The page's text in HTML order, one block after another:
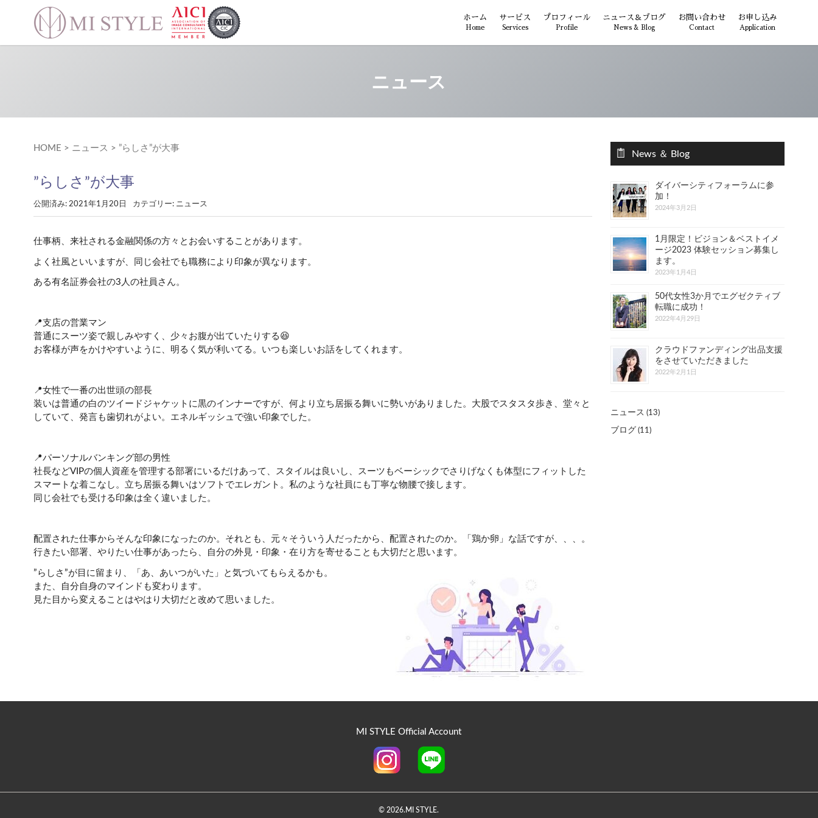
ホーム
Home
サービス
Services
プロフィール
Profile
ニュース＆ブログ
News & Blog
お問い合わせ
Contact
お申し込み
Application
ニュース
HOME > ニュース > ”らしさ”が大事
”らしさ”が大事
公開済み: 2021年1月20日 カテゴリー: ニュース
仕事柄、来社される金融関係の方々とお会いすることがあります。
よく社風といいますが、同じ会社でも職務により印象が異なります。
ある有名証券会社の3人の社員さん。
📍支店の営業マン
普通にスーツ姿で親しみやすく、少々お腹が出ていたりする😆
お客様が声をかけやすいように、明るく気が利いてる。いつも楽しいお話をしてくれます。
📍女性で一番の出世頭の部長
装いは普通の白のツイードジャケットに黒のインナーですが、何より立ち居振る舞いに勢いがありました。大股でスタスタ歩き、堂々と
していて、発言も歯切れがよい。エネルギッシュで強い印象でした。
📍パーソナルバンキング部の男性
社長などVIPの個人資産を管理する部署にいるだけあって、スタイルは良いし、スーツもベーシックでさりげなくも体型にフィットした
スマートな着こなし。立ち居振る舞いはソフトでエレガント。私のような社員にも丁寧な物腰で接します。
同じ会社でも受ける印象は全く違いました。
配置された仕事からそんな印象になったのか。それとも、元々そういう人だったから、配置されたのか。「鶏か卵」な話ですが、、、。
行きたい部署、やりたい仕事があったら、自分の外見・印象・在り方を寄せることも大切だと思います。
”らしさ”が目に留まり、「あ、あいつがいた」と気づいてもらえるかも。
また、自分自身のマインドも変わります。
見た目から変えることはやはり大切だと改めて思いました。
News ＆ Blog
ダイバーシティフォーラムに参
加！
2024年3月2日
1月限定！ビジョン＆ベストイメ
ージ2023 体験セッション募集し
ます。
2023年1月4日
50代女性3か月でエグゼクティブ
転職に成功！
2022年4月29日
クラウドファンディング出品支援
をさせていただきました
2022年2月1日
ニュース (13)
ブログ (11)
MI STYLE Official Account
©2026.MI STYLE.